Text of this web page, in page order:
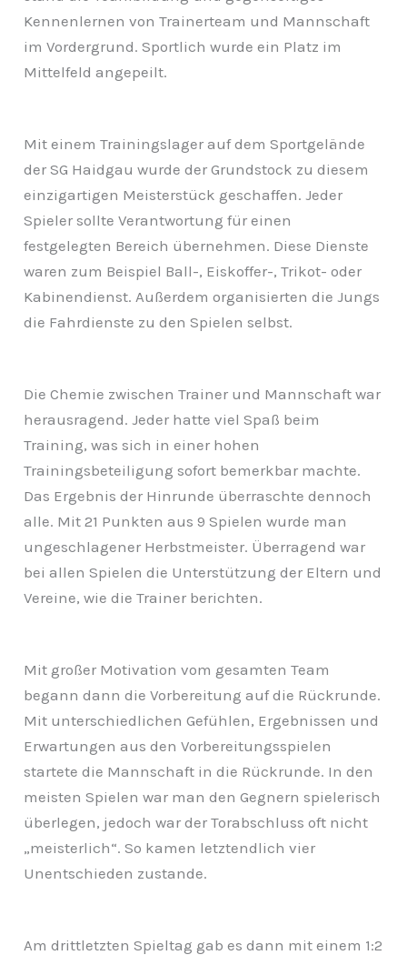
Kennenlernen von Trainerteam und Mannschaft
im Vordergrund. Sportlich wurde ein Platz im
Mittelfeld angepeilt.
Mit einem Trainingslager auf dem Sportgelände
der SG Haidgau wurde der Grundstock zu diesem
einzigartigen Meisterstück geschaffen. Jeder
Spieler sollte Verantwortung für einen
festgelegten Bereich übernehmen. Diese Dienste
waren zum Beispiel Ball-, Eiskoffer-, Trikot- oder
Kabinendienst. Außerdem organisierten die Jungs
die Fahrdienste zu den Spielen selbst.
Die Chemie zwischen Trainer und Mannschaft war
herausragend. Jeder hatte viel Spaß beim
Training, was sich in einer hohen
Trainingsbeteiligung sofort bemerkbar machte.
Das Ergebnis der Hinrunde überraschte dennoch
alle. Mit 21 Punkten aus 9 Spielen wurde man
ungeschlagener Herbstmeister. Überragend war
bei allen Spielen die Unterstützung der Eltern und
Vereine, wie die Trainer berichten.
Mit großer Motivation vom gesamten Team
begann dann die Vorbereitung auf die Rückrunde.
Mit unterschiedlichen Gefühlen, Ergebnissen und
Erwartungen aus den Vorbereitungsspielen
startete die Mannschaft in die Rückrunde. In den
meisten Spielen war man den Gegnern spielerisch
überlegen, jedoch war der Torabschluss oft nicht
„meisterlich“. So kamen letztendlich vier
Unentschieden zustande.
Am drittletzten Spieltag gab es dann mit einem 1:2